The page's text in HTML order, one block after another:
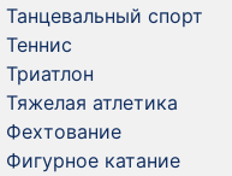
Танцевальный спорт
Теннис
Триатлон
Тяжелая атлетика
Фехтование
Фигурное катание